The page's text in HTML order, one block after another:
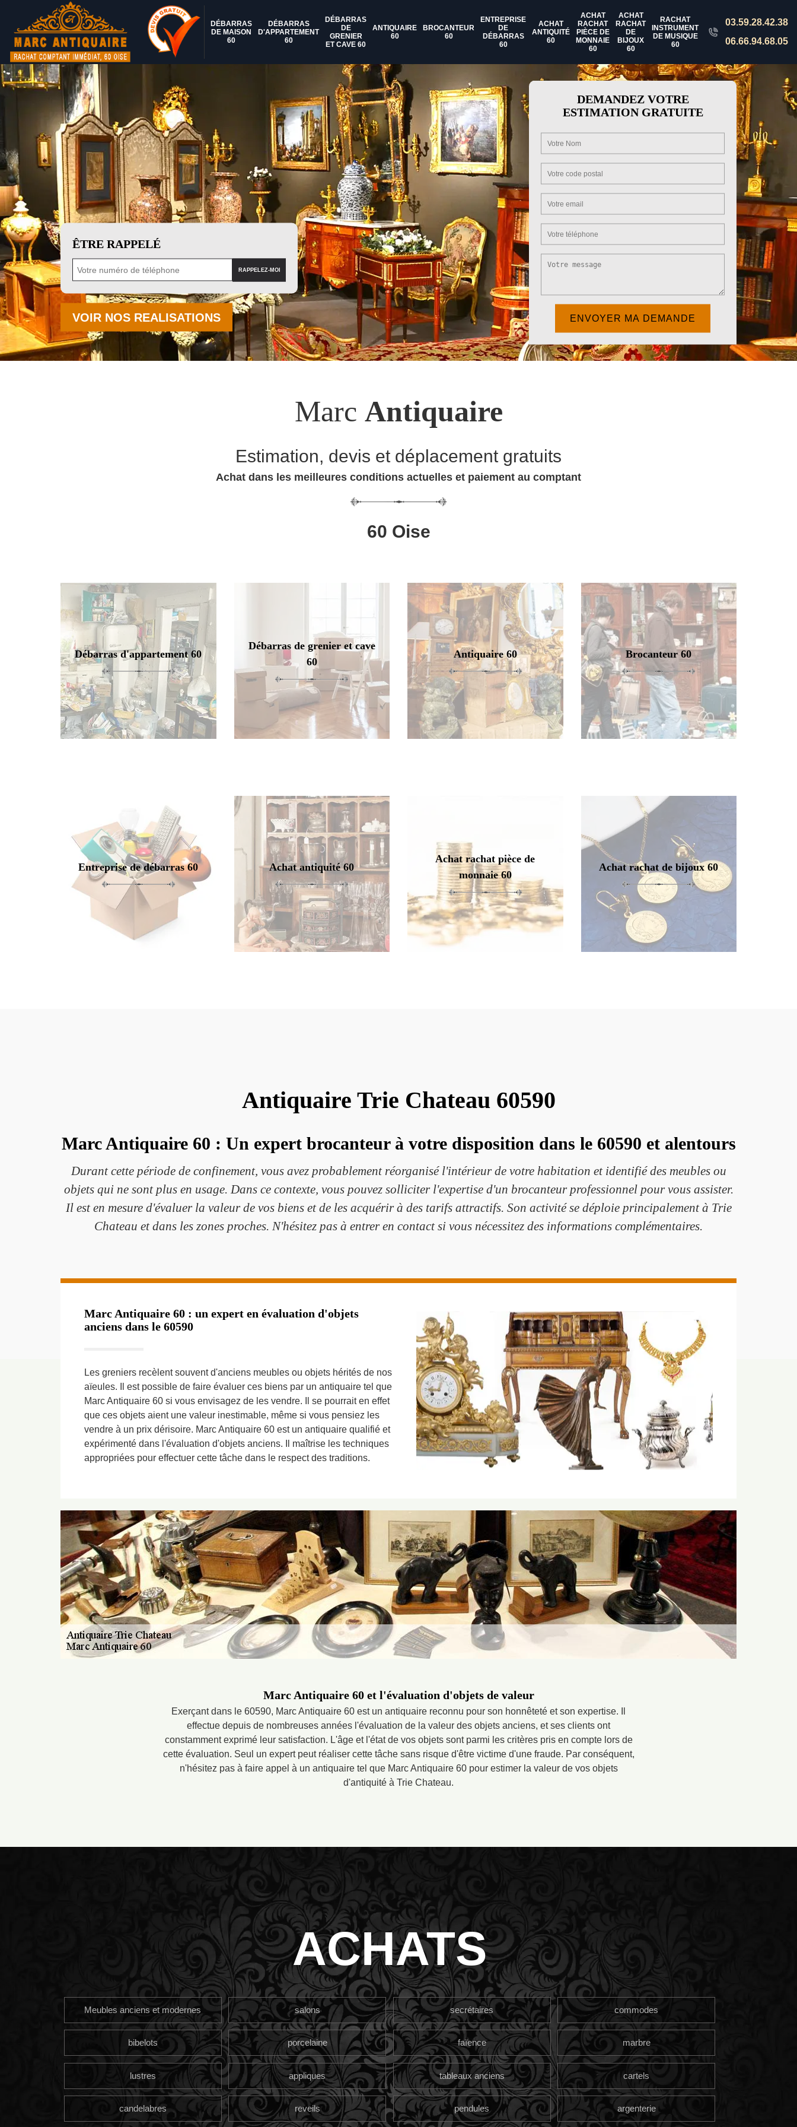
DÉBARRAS
DE MAISON
60
DÉBARRAS
D'APPARTEMENT
60
DÉBARRAS
DE
GRENIER
ET CAVE 60
ANTIQUAIRE
60
BROCANTEUR
60
ENTREPRISE
DE
DÉBARRAS
60
ACHAT
ANTIQUITÉ
60
ACHAT
RACHAT
PIÈCE DE
MONNAIE
60
ACHAT
RACHAT
DE
BIJOUX
60
RACHAT
INSTRUMENT
DE MUSIQUE
60
03.59.28.42.38
06.66.94.68.05
ÊTRE RAPPELÉ
VOIR NOS REALISATIONS
DEMANDEZ VOTRE
ESTIMATION GRATUITE
Marc Antiquaire
Estimation, devis et déplacement gratuits
Achat dans les meilleures conditions actuelles et paiement au comptant
60 Oise
Débarras d'appartement 60
Débarras de grenier et cave
60
Antiquaire 60 Brocanteur 60
Entreprise de débarras 60 Achat antiquité 60
Achat rachat pièce de
monnaie 60
Achat rachat de bijoux 60
Antiquaire Trie Chateau 60590
Marc Antiquaire 60 : Un expert brocanteur à votre disposition dans le 60590 et alentours
Durant cette période de confinement, vous avez probablement réorganisé l'intérieur de votre habitation et identifié des meubles ou
objets qui ne sont plus en usage. Dans ce contexte, vous pouvez solliciter l'expertise d'un brocanteur professionnel pour vous assister.
Il est en mesure d'évaluer la valeur de vos biens et de les acquérir à des tarifs attractifs. Son activité se déploie principalement à Trie
Chateau et dans les zones proches. N'hésitez pas à entrer en contact si vous nécessitez des informations complémentaires.
Marc Antiquaire 60 : un expert en évaluation d'objets
anciens dans le 60590
Les greniers recèlent souvent d'anciens meubles ou objets hérités de nos
aïeules. Il est possible de faire évaluer ces biens par un antiquaire tel que
Marc Antiquaire 60 si vous envisagez de les vendre. Il se pourrait en effet
que ces objets aient une valeur inestimable, même si vous pensiez les
vendre à un prix dérisoire. Marc Antiquaire 60 est un antiquaire qualifié et
expérimenté dans l'évaluation d'objets anciens. Il maîtrise les techniques
appropriées pour effectuer cette tâche dans le respect des traditions.
Marc Antiquaire 60 et l'évaluation d'objets de valeur
Exerçant dans le 60590, Marc Antiquaire 60 est un antiquaire reconnu pour son honnêteté et son expertise. Il
effectue depuis de nombreuses années l'évaluation de la valeur des objets anciens, et ses clients ont
constamment exprimé leur satisfaction. L'âge et l'état de vos objets sont parmi les critères pris en compte lors de
cette évaluation. Seul un expert peut réaliser cette tâche sans risque d'être victime d'une fraude. Par conséquent,
n'hésitez pas à faire appel à un antiquaire tel que Marc Antiquaire 60 pour estimer la valeur de vos objets
d'antiquité à Trie Chateau.
ACHATS
Meubles anciens et modernes salons secrétaires commodes
bibelots porcelaine faïence marbre
lustres appliques tableaux anciens cartels
candelabres reveils pendules argenterie